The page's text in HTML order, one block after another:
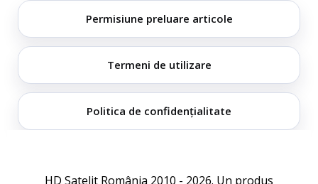
Permisiune preluare articole
Termeni de utilizare
Politica de confidențialitate
HD Satelit România 2010 - 2026. Un produs